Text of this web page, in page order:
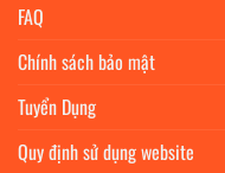
FAQ
Chính sách bảo mật
Tuyển Dụng
Quy định sử dụng website